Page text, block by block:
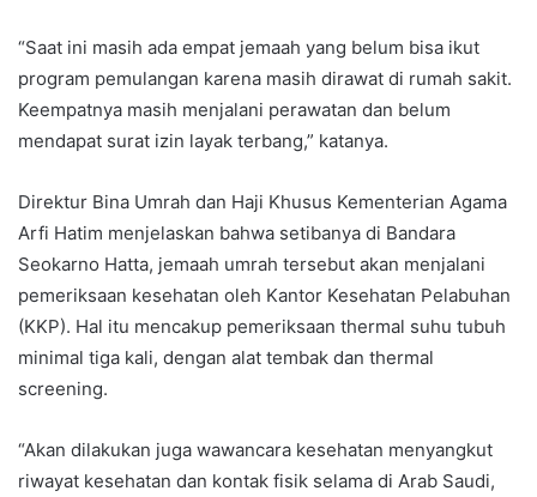
“Saat ini masih ada empat jemaah yang belum bisa ikut
program pemulangan karena masih dirawat di rumah sakit.
Keempatnya masih menjalani perawatan dan belum
mendapat surat izin layak terbang,” katanya.
Direktur Bina Umrah dan Haji Khusus Kementerian Agama
Arfi Hatim menjelaskan bahwa setibanya di Bandara
Seokarno Hatta, jemaah umrah tersebut akan menjalani
pemeriksaan kesehatan oleh Kantor Kesehatan Pelabuhan
(KKP). Hal itu mencakup pemeriksaan thermal suhu tubuh
minimal tiga kali, dengan alat tembak dan thermal
screening.
“Akan dilakukan juga wawancara kesehatan menyangkut
riwayat kesehatan dan kontak fisik selama di Arab Saudi,